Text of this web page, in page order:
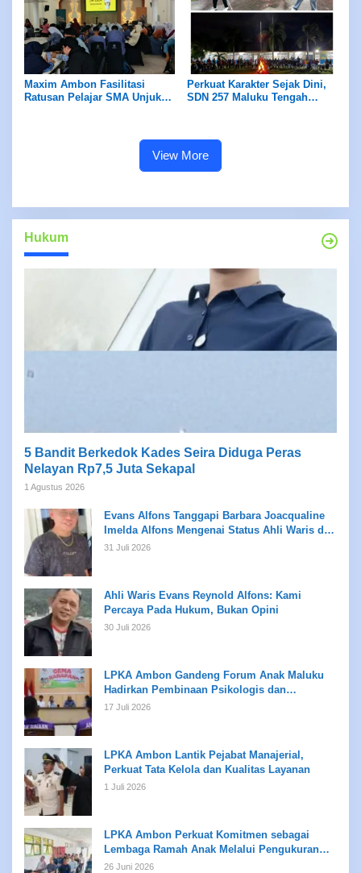
Maxim Ambon Fasilitasi
Ratusan Pelajar SMA Unjuk
Perkuat Karakter Sejak Dini,
SDN 257 Maluku Tengah
View More
Hukum
5 Bandit Berkedok Kades Seira Diduga Peras
Nelayan Rp7,5 Juta Sekapal
1 Agustus 2026
Evans Alfons Tanggapi Barbara Joacqualine
Imelda Alfons Mengenai Status Ahli Waris dan
Putusan Pengadilan
31 Juli 2026
Ahli Waris Evans Reynold Alfons: Kami
Percaya Pada Hukum, Bukan Opini
30 Juli 2026
LPKA Ambon Gandeng Forum Anak Maluku
Hadirkan Pembinaan Psikologis dan
Kreativitas bagi Anak Binaan
17 Juli 2026
LPKA Ambon Lantik Pejabat Manajerial,
Perkuat Tata Kelola dan Kualitas Layanan
1 Juli 2026
LPKA Ambon Perkuat Komitmen sebagai
Lembaga Ramah Anak Melalui Pengukuran
Standar LPKRA
26 Juni 2026